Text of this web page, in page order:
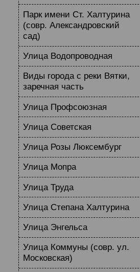
Парк имени Ст. Халтурина
(совр. Александровский
сад)
Улица Водопроводная
Виды города с реки Вятки,
заречная часть
Улица Профсоюзная
Улица Советская
Улица Розы Люксембург
Улица Мопра
Улица Труда
Улица Степана Халтурина
Улица Энгельса
Улица Коммуны (совр. ул.
Московская)